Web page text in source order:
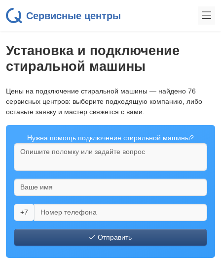
Сервисные центры
Установка и подключение
стиральной машины
Цены на подключение стиральной машины — найдено 76
сервисных центров: выберите подходящую компанию, либо
оставьте заявку и мастер свяжется с вами.
Нужна помощь подключение стиральной машины?
+7
Отправить